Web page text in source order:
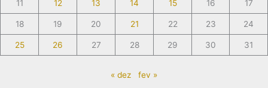
11 12 13 14 15 16 17
18 19 20 21 22 23 24
25 26 27 28 29 30 31
« dez fev »